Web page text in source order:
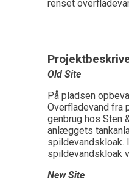
renset
Old Site
På pladsen
Overfladevand fra
genbrug hos Sten
anlæggets
spildevandskloak
New Site